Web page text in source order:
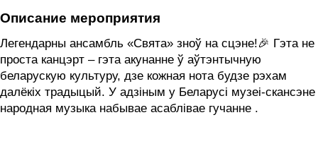
Описание мероприятия
Легендарны ансамбль «Свята» зноў на сцэне!🎉 Гэта не
проста канцэрт – гэта акунанне ў аўтэнтычную
беларускую культуру, дзе кожная нота будзе рэхам
далёкіх традыцый. У адзіным у Беларусі музеі-скансэне
народная музыка набывае асаблівае гучанне .